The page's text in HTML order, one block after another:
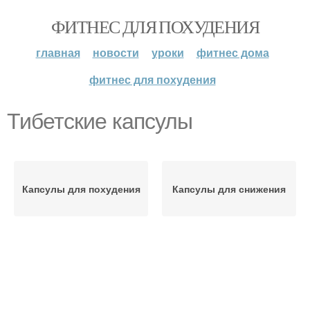
ФИТНЕС ДЛЯ ПОХУДЕНИЯ
главная новости уроки
фитнес дома
фитнес для похудения
Тибетские капсулы
Капсулы для похудения Капсулы для снижения